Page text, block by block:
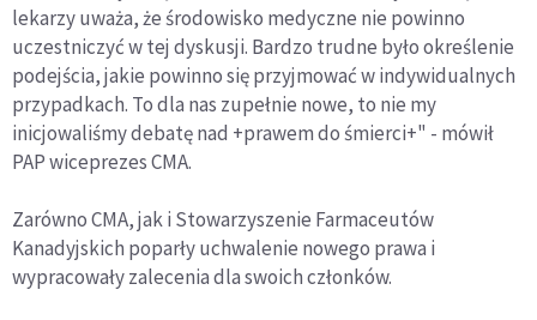
lekarzy uważa, że środowisko medyczne nie powinno
uczestniczyć w tej dyskusji. Bardzo trudne było określenie
podejścia, jakie powinno się przyjmować w indywidualnych
przypadkach. To dla nas zupełnie nowe, to nie my
inicjowaliśmy debatę nad +prawem do śmierci+" - mówił
PAP wiceprezes CMA.
Zarówno CMA, jak i Stowarzyszenie Farmaceutów
Kanadyjskich poparły uchwalenie nowego prawa i
wypracowały zalecenia dla swoich członków.